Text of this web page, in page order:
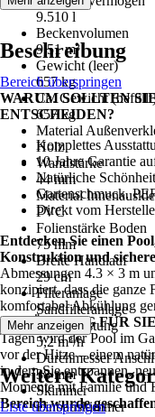
9.510 l
Beckenvolumen
9,51 m³
Gewicht (leer)
657 kg
Ca. Gewicht
657 kg
Material
Holz
Wandstärke
44 mm
Material
PVC
Folienstärke Boden
75 mm
Breite Handlauf
29 cm
Filteranlage
Sandfilteranlage
Förderleistung
5,2 m³/h
Durchmesser
38 mm
Skimmer
Einbauskimmer
Beschreibung
Bereich überspringen
WARUM SOLLTEN
ENTSCHEIDEN?
Komplettes
10 Jahre Garantie
Natürliche
Gartenschmuck.
Direkt vom
Entdecken Sie einen
Konstruktion und
Abmessungen 4.3 × 3 m
konzipiert, dass die ganze
komfortabel Abkühlung
ABKÜHLUNG FÜR
Tagen wird der Pool im
vor der Hitze – einem
in dem Sie entspannen,
Momente mit Familie und
Bereich wurde
Mehr anzeigen
Weitere
Liste überspringen